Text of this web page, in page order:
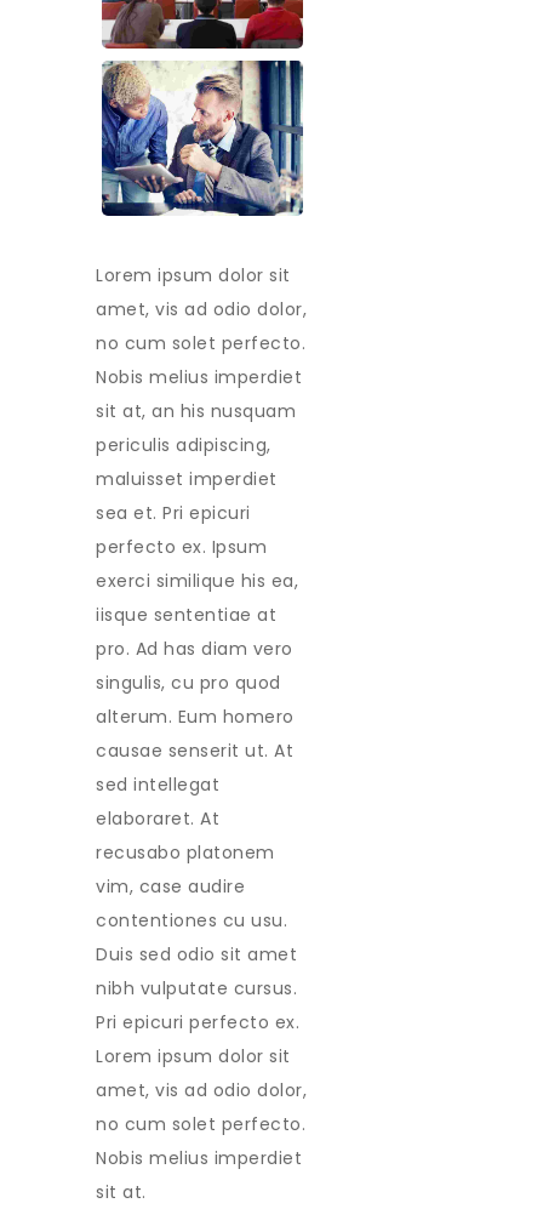
Lorem ipsum dolor sit
amet, vis ad odio dolor,
no cum solet perfecto.
Nobis melius imperdiet
sit at, an his nusquam
periculis adipiscing,
maluisset imperdiet
sea et. Pri epicuri
perfecto ex. Ipsum
exerci similique his ea,
iisque sententiae at
pro. Ad has diam vero
singulis, cu pro quod
alterum. Eum homero
causae senserit ut. At
sed intellegat
elaboraret. At
recusabo platonem
vim, case audire
contentiones cu usu.
Duis sed odio sit amet
nibh vulputate cursus.
Pri epicuri perfecto ex.
Lorem ipsum dolor sit
amet, vis ad odio dolor,
no cum solet perfecto.
Nobis melius imperdiet
sit at.